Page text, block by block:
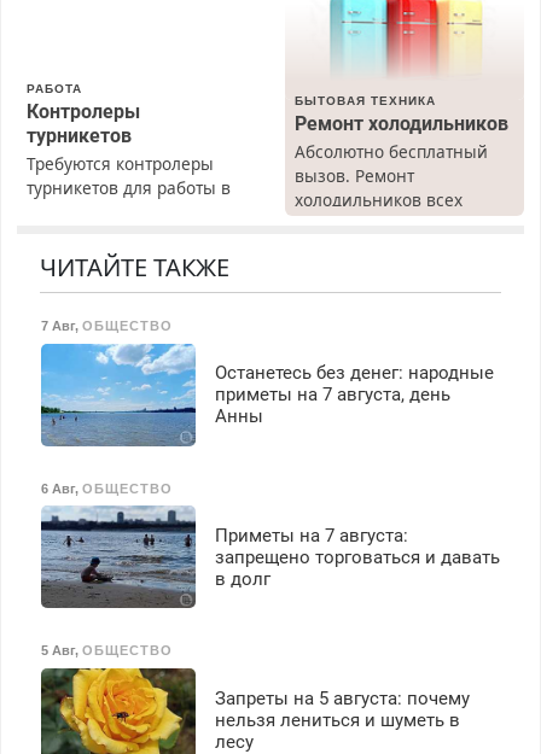
РАБОТА
Контролеры
турникетов
Требуются контролеры
турникетов для работы в
Прием по ТК РФ. График
З/п – до 96000 рублей до
вычета налогов.
Ежемесячно
выплачивается денежная
премия. Возможно
бесплатное обучение,
работа инспектором по
транспортной
безопасности с з/п до
125000 руб.
БЫТОВАЯ ТЕХНИКА
Ремонт холодильников
Абсолютно бесплатный
вызов. Ремонт
холодильников всех
Пенсионерам – скидки до
ЧИТАЙТЕ ТАКЖЕ
7 Авг, ОБЩЕСТВО
Останетесь без денег: народные
приметы на 7 августа, день
Анны
6 Авг, ОБЩЕСТВО
Приметы на 7 августа:
запрещено торговаться и давать
в долг
5 Авг, ОБЩЕСТВО
Запреты на 5 августа: почему
нельзя лениться и шуметь в
лесу